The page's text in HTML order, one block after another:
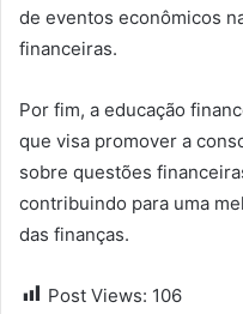
de eventos econômicos
financeiras.
Por fim, a educação
que visa promover a
sobre questões
contribuindo para uma
das finanças.
Post Views: 106